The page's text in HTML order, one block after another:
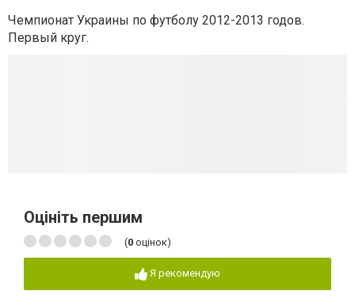
Чемпионат Украины по футболу 2012-2013 годов.
Первый круг.
Оцініть першим
(0 оцінок)
Я рекомендую